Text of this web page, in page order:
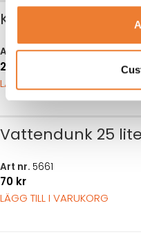
Karaff 1 liter i glas
Art nr.7071
25
LÄGG TILL I VARUKORG
Vattendunk 25
Art nr. 5661
70 kr
LÄGG TILL I VARUKORG